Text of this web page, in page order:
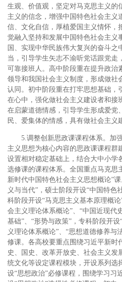
生观、价值观，坚定对马克思主义的
主义的信念，增强中国特色社会主义
信、文化自信，厚植爱国主义情怀，
觉融入坚持和发展中国特色社会主义
国、实现中华民族伟大复兴的奋斗之
当，引导学生矢志不渝听党话跟党走
可靠接班人。高中阶段重在提升政治
领导和我国社会主义制度，形成做社
认同。初中阶段重在打牢思想基础，
在心中，强化做社会主义建设者和接
在启蒙道德情感，引导学生形成爱党
民、爱集体的情感，具有做社会主义
5.调整创新思政课课程体系。加
主义思想为核心内容的思政课课程群
设置相对稳定基础上，结合大中小学
选修课的课程体系。全国重点马克思
新时代中国特色社会主义思想概论”
义与当代”，硕士阶段开设“中国特色
科阶段开设“马克思主义基本原理概
会主义理论体系概论”、“中国近现代
基础”、“形势与政策”，专科阶段开
义理论体系概论”、“思想道德修养与
修课。各高校要重点围绕习近平新时
史、国史、改革开放史、社会主义发
统文化等设定课程模块，开设系列选
设“思想政治”必修课程，围绕学习习